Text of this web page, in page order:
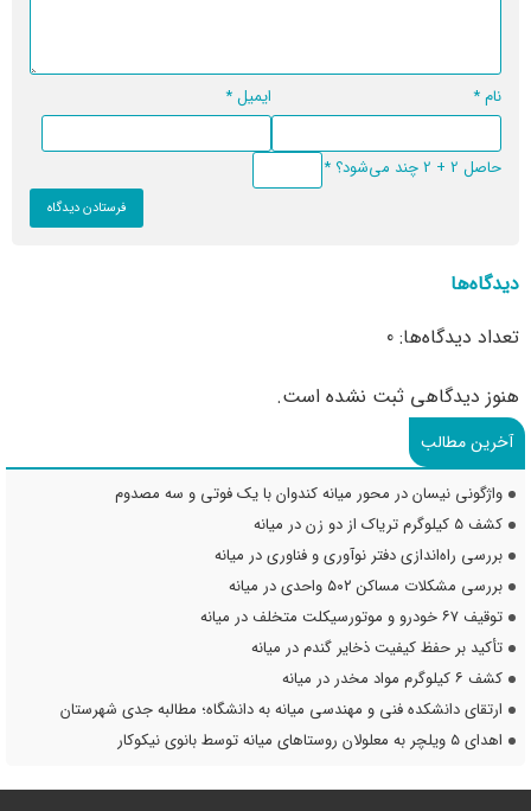
نام* ایمیل*
حاصل 2 + 2 چند می‌شود؟ *
دیدگاه‌ها
تعداد دیدگاه‌ها: 0
هنوز دیدگاهی ثبت نشده است.
آخرین مطالب
واژگونی نیسان در محور میانه کندوان با یک فوتی و سه مصدوم
کشف ۵ کیلوگرم تریاک از دو زن در میانه
بررسی راه‌اندازی دفتر نوآوری و فناوری در میانه
بررسی مشکلات مساکن ۵۰۲ واحدی در میانه
توقیف ۶۷ خودرو و موتورسیکلت متخلف در میانه
تأکید بر حفظ کیفیت ذخایر گندم در میانه
کشف ۶ کیلوگرم مواد مخدر در میانه
ارتقای دانشکده فنی و مهندسی میانه به دانشگاه؛ مطالبه جدی شهرستان
اهدای ۵ ویلچر به معلولان روستاهای میانه توسط بانوی نیکوکار